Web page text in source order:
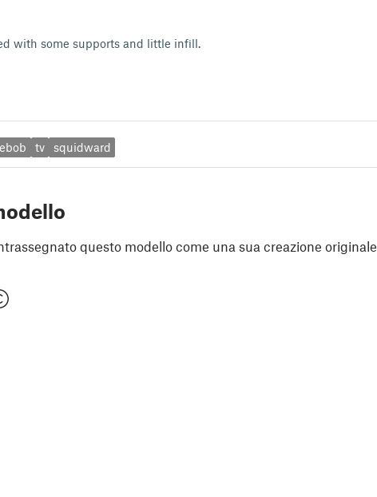
with some supports and little infill.
tv squidward
questo modello come una sua creazione originale.